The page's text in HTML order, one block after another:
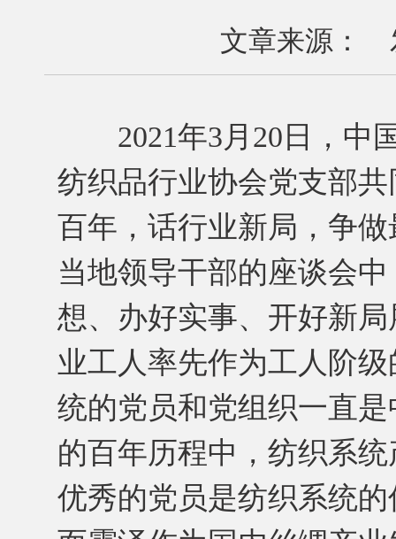
文章来源：
2021年3月20日，中
纺织品行业协会党支部
百年，话行业新局，争
当地领导干部的座谈会
想、办好实事、开好新
业工人率先作为工人阶
统的党员和党组织一直
的百年历程中，纺织系
优秀的党员是纺织系统